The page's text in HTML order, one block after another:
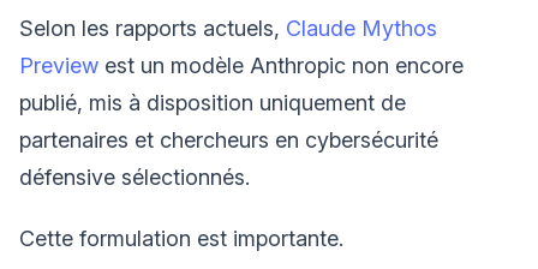
Selon les rapports actuels, Claude Mythos
Preview est un modèle Anthropic non encore
publié, mis à disposition uniquement de
partenaires et chercheurs en cybersécurité
défensive sélectionnés.
Cette formulation est importante.